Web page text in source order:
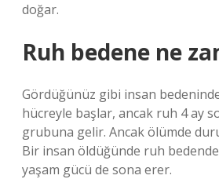
doğar.
Ruh bedene ne
Gördüğünüz gibi insan
hücreyle başlar, ancak ruh 4 ay
grubuna gelir. Ancak ölümde
Bir insan öldüğünde ruh
yaşam gücü de sona erer.